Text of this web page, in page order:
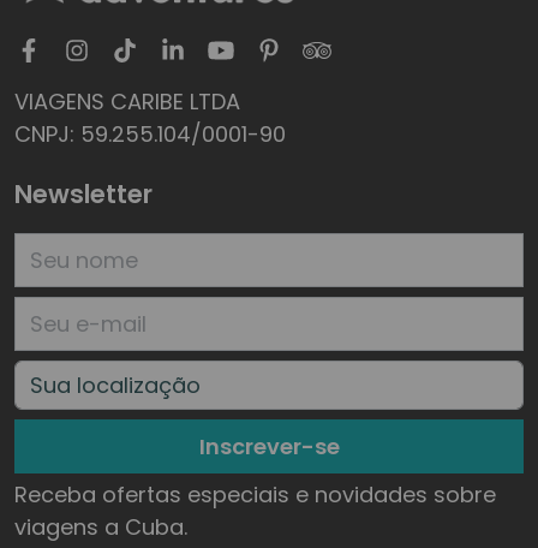
VIAGENS CARIBE LTDA
CNPJ: 59.255.104/0001-90
Newsletter
Inscrever-se
Receba ofertas especiais e novidades sobre
viagens a Cuba.